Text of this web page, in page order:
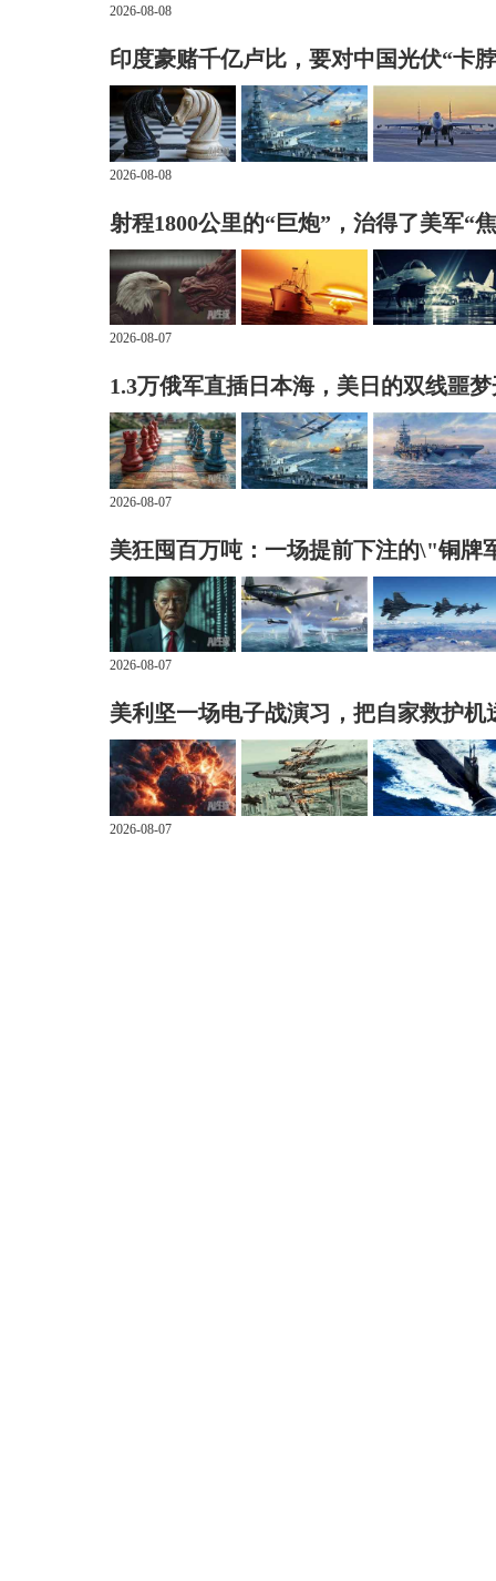
2026-08-08
印度豪赌千亿卢比，要对中国光伏“卡
2026-08-08
射程1800公里的“巨炮”，治得了美军“
2026-08-07
1.3万俄军直插日本海，美日的双线噩
2026-08-07
美狂囤百万吨：一场提前下注的\"铜牌
2026-08-07
美利坚一场电子战演习，把自家救护机
2026-08-07